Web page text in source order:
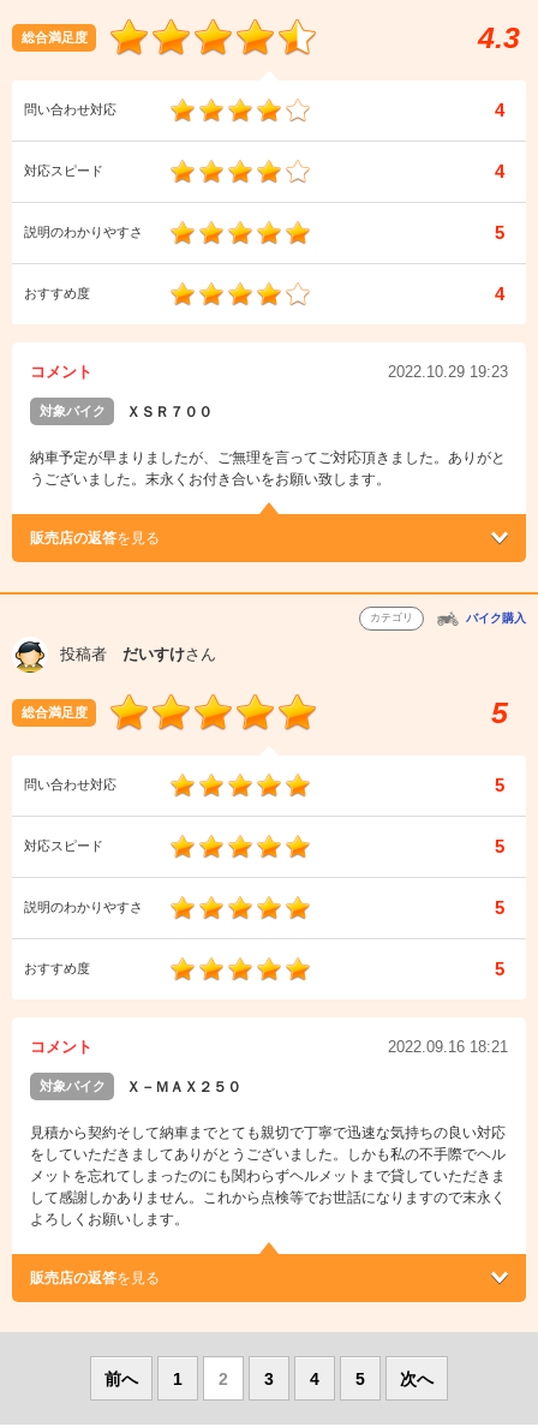
総合満足度 4.3
問い合わせ対応 4
対応スピード 4
説明のわかりやすさ 5
おすすめ度 4
コメント 2022.10.29 19:23
対象バイク ＸＳＲ７００
納車予定が早まりましたが、ご無理を言ってご対応頂きました。ありがと
うございました。末永くお付き合いをお願い致します。
販売店の返答を見る
カテゴリ バイク購入
投稿者 だいすけさん
総合満足度 5
問い合わせ対応 5
対応スピード 5
説明のわかりやすさ 5
おすすめ度 5
コメント 2022.09.16 18:21
対象バイク Ｘ－ＭＡＸ２５０
見積から契約そして納車までとても親切で丁寧で迅速な気持ちの良い対応
をしていただきましてありがとうございました。しかも私の不手際でヘル
メットを忘れてしまったのにも関わらずヘルメットまで貸していただきま
して感謝しかありません。これから点検等でお世話になりますので末永く
よろしくお願いします。
販売店の返答を見る
前へ 1 2 3 4 5 次へ